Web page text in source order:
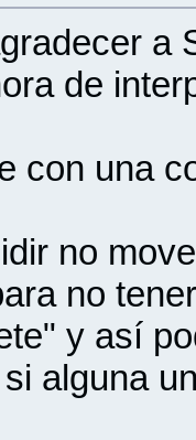
a
de
con una
no
no
y así
alguna